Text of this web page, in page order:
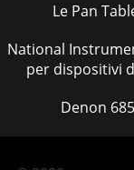
Le Pan
National
per dispositivi
Denon 685